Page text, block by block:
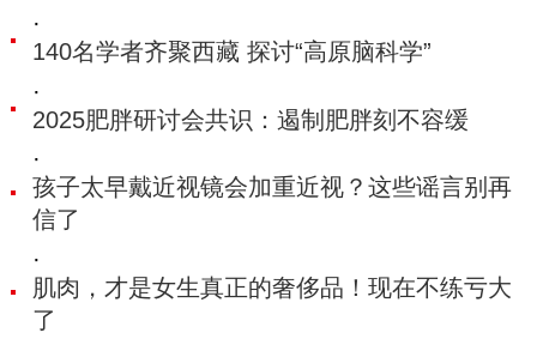
·
140名学者齐聚西藏 探讨“高原脑科学”
·
2025肥胖研讨会共识：遏制肥胖刻不容缓
·
孩子太早戴近视镜会加重近视？这些谣言别再
信了
·
肌肉，才是女生真正的奢侈品！现在不练亏大
了